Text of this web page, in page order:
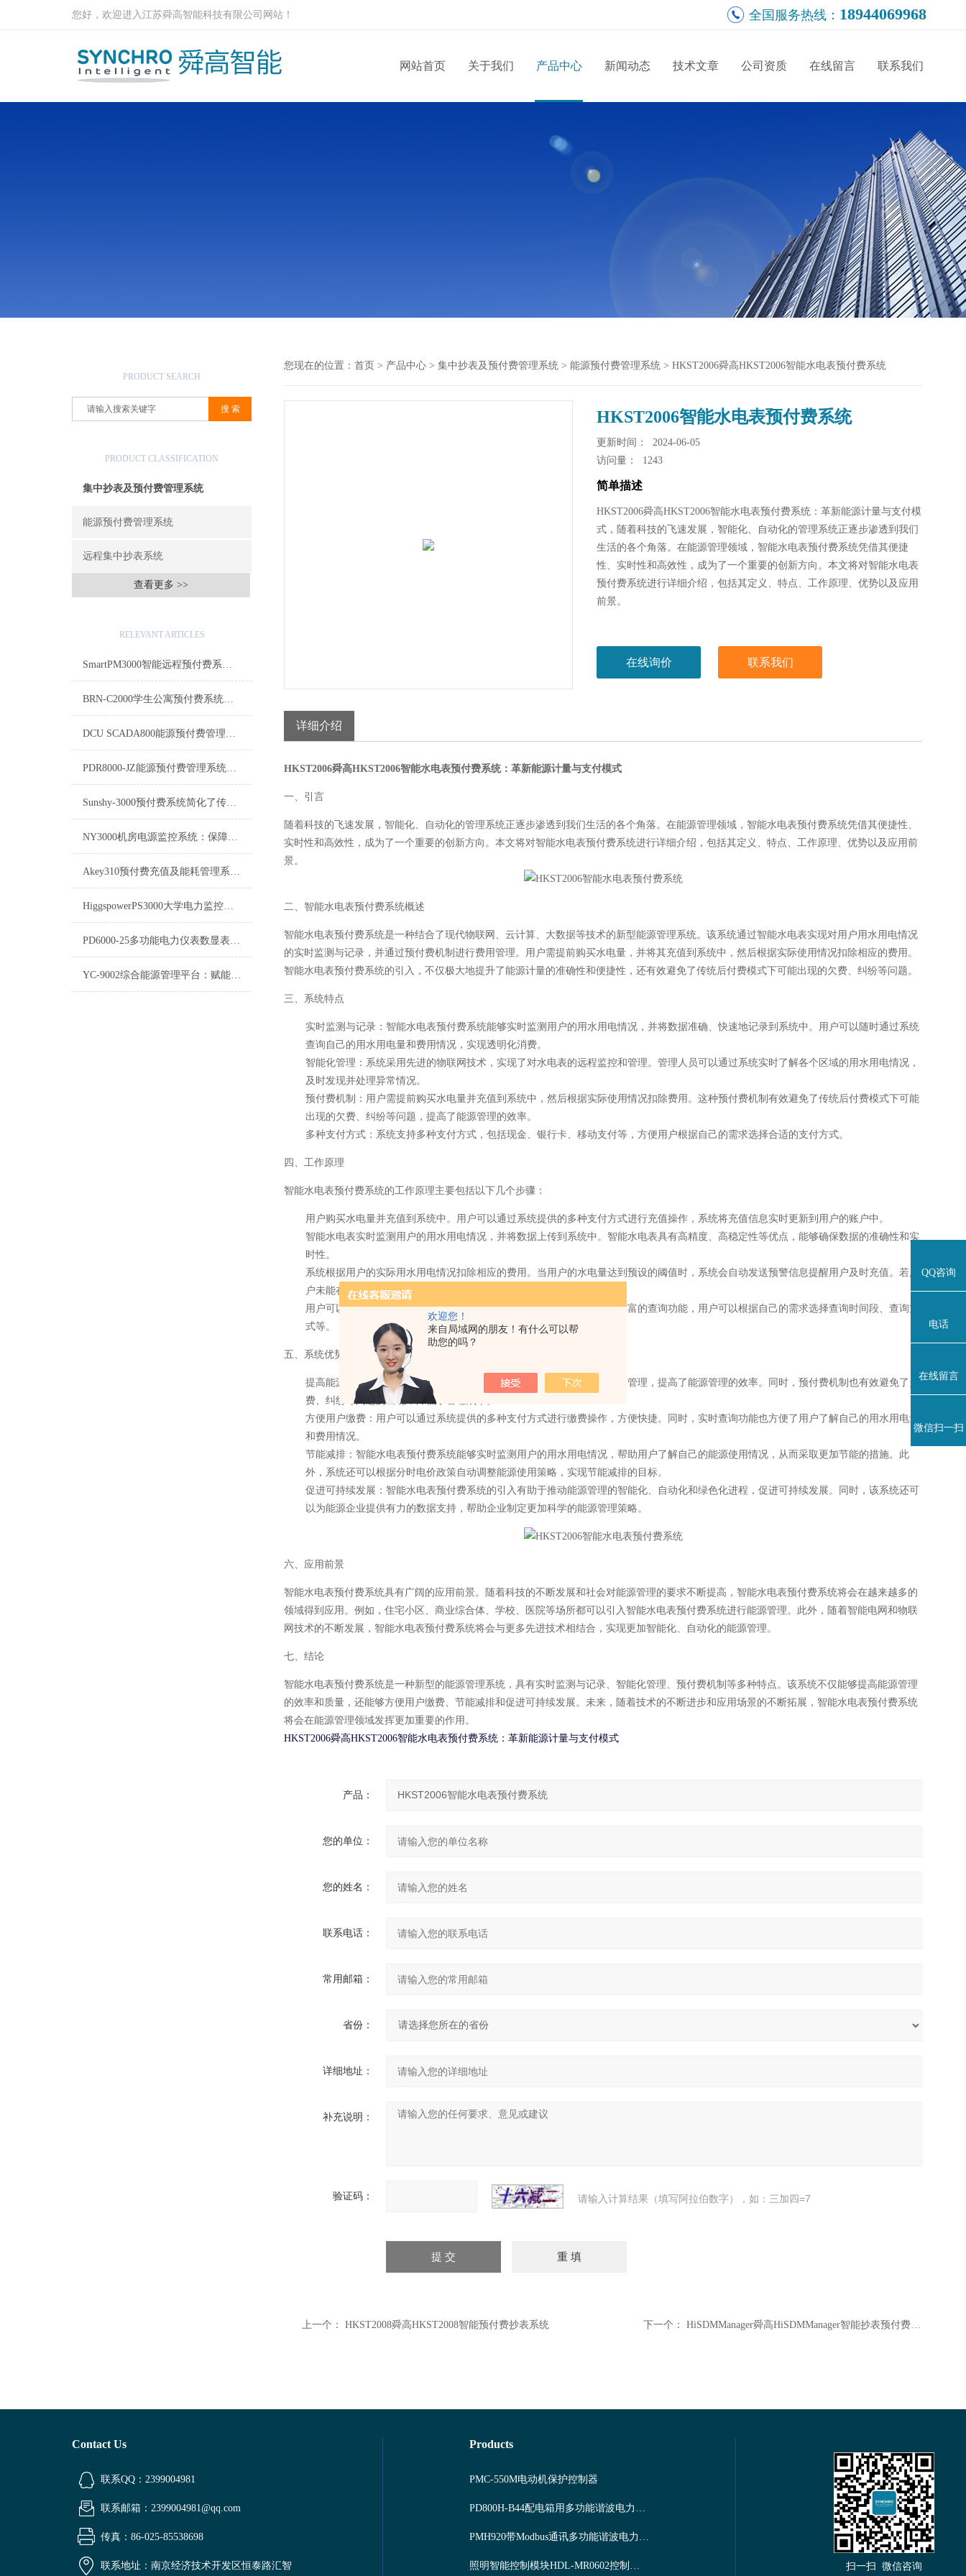
欢迎您！
来自局域网的朋友！有什么可以帮
助您的吗？
您好，欢迎进入江苏舜高智能科技有限公司网站！ 全国服务热线： 18944069968
网站首页 关于我们 产品中心 新闻动态 技术文章 公司资质 在线留言 联系我们
PRODUCT SEARCH
PRODUCT CLASSIFICATION
集中抄表及预付费管理系统
能源预付费管理系统
远程集中抄表系统
查看更多 >>
RELEVANT ARTICLES
SmartPM3000智能远程预付费系统在能源管理领域中发挥着重要作用
BRN-C2000学生公寓预付费系统的软件需要及时更新
DCU SCADA800能源预付费管理系统介绍
PDR8000-JZ能源预付费管理系统：重塑能源消费与管理的未来
Sunshy-3000预付费系统简化了传统的收费流程
NY3000机房电源监控系统：保障数据中心稳定运行的关键
Akey310预付费充值及能耗管理系统Akey310技术参数
HiggspowerPS3000大学电力监控系统：构建安全、高效、节能的校园电力环境
PD6000-25多功能电力仪表数显表-产品介绍
YC-9002综合能源管理平台：赋能绿色发展与高效运营的革新之举
您现在的位置： 首页 > 产品中心 > 集中抄表及预付费管理系统 > 能源预付费管理系统 > HKST2006舜高HKST2006智能水电表预付费系统
HKST2006智能水电表预付费系统
更新时间： 2024-06-05
访问量： 1243
简单描述
HKST2006舜高HKST2006智能水电表预付费系统：革新能源计量与支付模
式，随着科技的飞速发展，智能化、自动化的管理系统正逐步渗透到我们
生活的各个角落。在能源管理领域，智能水电表预付费系统凭借其便捷
性、实时性和高效性，成为了一个重要的创新方向。本文将对智能水电表
预付费系统进行详细介绍，包括其定义、特点、工作原理、优势以及应用
前景。
在线询价 联系我们
详细介绍
HKST2006舜高HKST2006智能水电表预付费系统：革新能源计量与支付模式
一、引言
随着科技的飞速发展，智能化、自动化的管理系统正逐步渗透到我们生活的各个角落。在能源管理领域，智能水电表预付费系统凭借其便捷性、
实时性和高效性，成为了一个重要的创新方向。本文将对智能水电表预付费系统进行详细介绍，包括其定义、特点、工作原理、优势以及应用前
景。
二、智能水电表预付费系统概述
智能水电表预付费系统是一种结合了现代物联网、云计算、大数据等技术的新型能源管理系统。该系统通过智能水电表实现对用户用水用电情况
的实时监测与记录，并通过预付费机制进行费用管理。用户需提前购买水电量，并将其充值到系统中，然后根据实际使用情况扣除相应的费用。
智能水电表预付费系统的引入，不仅极大地提升了能源计量的准确性和便捷性，还有效避免了传统后付费模式下可能出现的欠费、纠纷等问题。
三、系统特点
实时监测与记录：智能水电表预付费系统能够实时监测用户的用水用电情况，并将数据准确、快速地记录到系统中。用户可以随时通过系统
查询自己的用水用电量和费用情况，实现透明化消费。
智能化管理：系统采用先进的物联网技术，实现了对水电表的远程监控和管理。管理人员可以通过系统实时了解各个区域的用水用电情况，
及时发现并处理异常情况。
预付费机制：用户需提前购买水电量并充值到系统中，然后根据实际使用情况扣除费用。这种预付费机制有效避免了传统后付费模式下可能
出现的欠费、纠纷等问题，提高了能源管理的效率。
多种支付方式：系统支持多种支付方式，包括现金、银行卡、移动支付等，方便用户根据自己的需求选择合适的支付方式。
四、工作原理
智能水电表预付费系统的工作原理主要包括以下几个步骤：
用户购买水电量并充值到系统中。用户可以通过系统提供的多种支付方式进行充值操作，系统将充值信息实时更新到用户的账户中。
智能水电表实时监测用户的用水用电情况，并将数据上传到系统中。智能水电表具有高精度、高稳定性等优点，能够确保数据的准确性和实
时性。
系统根据用户的实际用水用电情况扣除相应的费用。当用户的水电量达到预设的阈值时，系统会自动发送预警信息提醒用户及时充值。若用
户未能在余额耗尽前充值，系统将自动停止供水供电服务。
用户可以通过系统随时查询自己的用水用电量和费用情况。系统提供了丰富的查询功能，用户可以根据自己的需求选择查询时间段、查询方
式等。
五、系统优势
提高能源管理效率：智能水电表预付费系统实现了对水电表的远程监控和管理，提高了能源管理的效率。同时，预付费机制也有效避免了欠
费、纠纷等问题的出现，降低了管理成本。
方便用户缴费：用户可以通过系统提供的多种支付方式进行缴费操作，方便快捷。同时，实时查询功能也方便了用户了解自己的用水用电量
和费用情况。
节能减排：智能水电表预付费系统能够实时监测用户的用水用电情况，帮助用户了解自己的能源使用情况，从而采取更加节能的措施。此
外，系统还可以根据分时电价政策自动调整能源使用策略，实现节能减排的目标。
促进可持续发展：智能水电表预付费系统的引入有助于推动能源管理的智能化、自动化和绿色化进程，促进可持续发展。同时，该系统还可
以为能源企业提供有力的数据支持，帮助企业制定更加科学的能源管理策略。
六、应用前景
智能水电表预付费系统具有广阔的应用前景。随着科技的不断发展和社会对能源管理的要求不断提高，智能水电表预付费系统将会在越来越多的
领域得到应用。例如，住宅小区、商业综合体、学校、医院等场所都可以引入智能水电表预付费系统进行能源管理。此外，随着智能电网和物联
网技术的不断发展，智能水电表预付费系统将会与更多先进技术相结合，实现更加智能化、自动化的能源管理。
七、结论
智能水电表预付费系统是一种新型的能源管理系统，具有实时监测与记录、智能化管理、预付费机制等多种特点。该系统不仅能够提高能源管理
的效率和质量，还能够方便用户缴费、节能减排和促进可持续发展。未来，随着技术的不断进步和应用场景的不断拓展，智能水电表预付费系统
将会在能源管理领域发挥更加重要的作用。
HKST2006舜高HKST2006智能水电表预付费系统：革新能源计量与支付模式
产品：
您的单位：
您的姓名：
联系电话：
常用邮箱：
省份：
详细地址：
补充说明：
验证码： 请输入计算结果（填写阿拉伯数字），如：三加四=7
上一个： HKST2008舜高HKST2008智能预付费抄表系统 下一个： HiSDMManager舜高HiSDMManager智能抄表预付费管理系统
Contact Us
联系QQ：2399004981
联系邮箱：2399004981@qq.com
传真：86-025-85538698
联系地址：南京经济技术开发区恒泰路汇智
Products
PMC-550M电动机保护控制器
PD800H-B44配电箱用多功能谐波电力仪表
PMH920带Modbus通讯多功能谐波电力仪表
照明智能控制模块HDL-MR0602控制系统 扫一扫 微信咨询
QQ咨询
电话
在线留言
微信扫一扫